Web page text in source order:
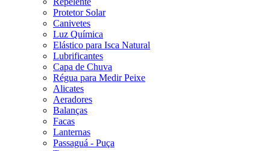
Protetor Solar
Canivetes
Luz Química
Elástico para Isca Natural
Lubrificantes
Capa de Chuva
Régua para Medir Peixe
Alicates
Aeradores
Balanças
Facas
Lanternas
Passaguá - Puça